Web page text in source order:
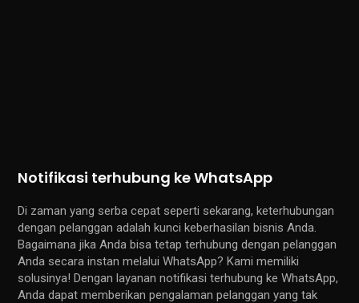
Notifikasi terhubung ke WhatsApp
Di zaman yang serba cepat seperti sekarang, keterhubungan
dengan pelanggan adalah kunci keberhasilan bisnis Anda.
Bagaimana jika Anda bisa tetap terhubung dengan pelanggan
Anda secara instan melalui WhatsApp? Kami memiliki
solusinya! Dengan layanan notifikasi terhubung ke WhatsApp,
Anda dapat memberikan pengalaman pelanggan yang tak